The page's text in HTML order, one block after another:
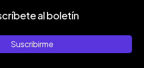
al boletín
Suscribirme